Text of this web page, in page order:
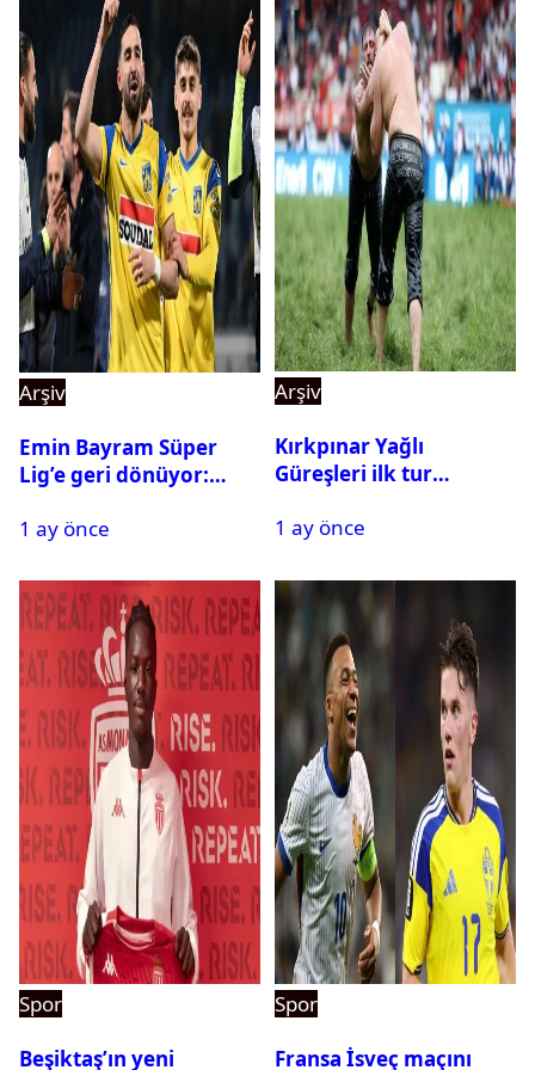
Arşiv
Emin Bayram Süper
Lig’e geri dönüyor:
1 ay önce
Arşiv
Kırkpınar Yağlı
Güreşleri ilk tur
2. tura geçen
1 ay önce
Spor
Beşiktaş’ın yeni
Spor
Fransa İsveç maçını